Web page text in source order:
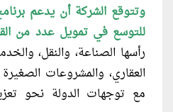
وتتوقع الشركة أن يدعم
للتوسع في تمويل عدد من
رأسها الصناعة، والنقل،
العقاري، والمشروعات
مع توجهات الدولة نحو